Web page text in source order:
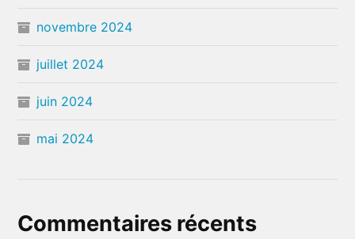
novembre 2024
juillet 2024
juin 2024
mai 2024
Commentaires récents